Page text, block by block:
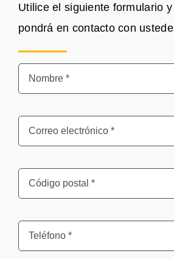
Utilice el siguiente formulario
pondrá en contacto con